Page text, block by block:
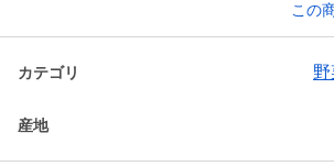
この
カテゴリ
産地